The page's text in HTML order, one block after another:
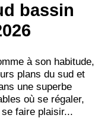
bassin
à son habitude,
plans du sud et
une superbe
où se régaler,
faire plaisir...